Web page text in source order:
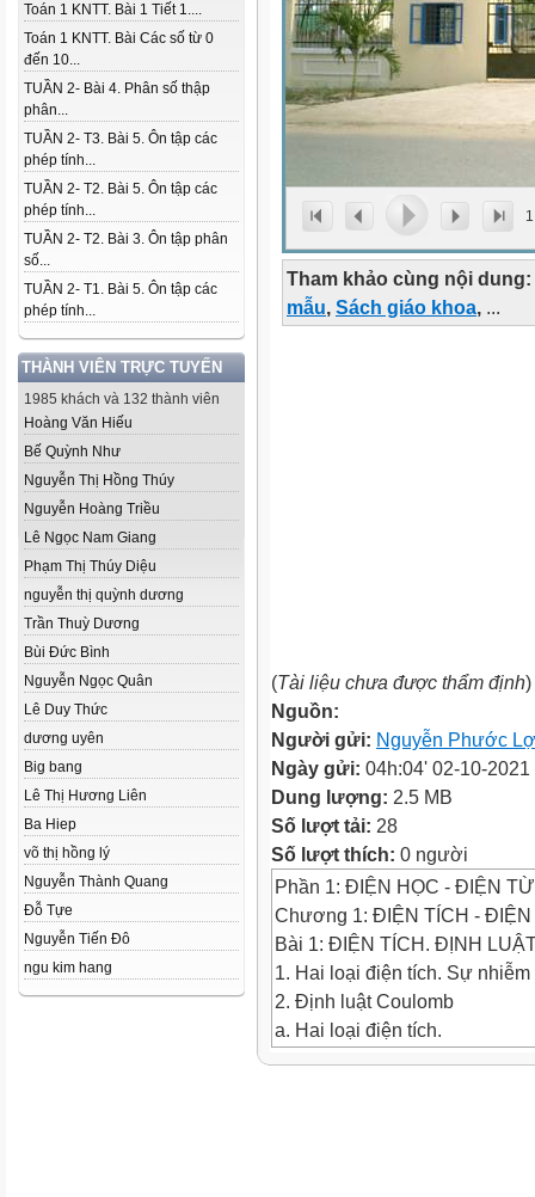
Toán 1 KNTT. Bài 1 Tiết 1....
Toán 1 KNTT. Bài Các số từ 0
đến 10...
TUẦN 2- Bài 4. Phân số thập
phân...
TUẦN 2- T3. Bài 5. Ôn tập các
phép tính...
TUẦN 2- T2. Bài 5. Ôn tập các
phép tính...
TUẦN 2- T2. Bài 3. Ôn tập phân
số...
TUẦN 2- T1. Bài 5. Ôn tập các
phép tính...
THÀNH VIÊN TRỰC TUYẾN
1985 khách và 132 thành viên
Hoàng Văn Hiếu
Bế Quỳnh Như
Nguyễn Thị Hồng Thúy
Nguyễn Hoàng Triều
Lê Ngọc Nam Giang
Phạm Thị Thúy Diệu
nguyễn thị quỳnh dương
Trần Thuỳ Dương
Bùi Đức Bình
Nguyễn Ngọc Quân
Lê Duy Thức
dương uyên
Big bang
Lê Thị Hương Liên
Ba Hiep
võ thị hồng lý
Nguyễn Thành Quang
Đỗ Tựe
Nguyễn Tiến Đô
ngu kim hang
1
Tham khảo cùng nội dung:
mẫu, Sách giáo khoa, ...
(Tài liệu chưa được thẩm định)
Nguồn:
Người gửi: Nguyễn Phước
Ngày gửi: 04h:04' 02-10-2021
Dung lượng: 2.5 MB
Số lượt tải: 28
Số lượt thích: 0 người
Phần 1: ĐIỆN HỌC - ĐIỆN
Chương 1: ĐIỆN TÍCH -
Bài 1: ĐIỆN TÍCH. ĐỊNH
1. Hai loại điện tích. Sự
2. Định luật Coulomb
a. Hai loại điện tích.